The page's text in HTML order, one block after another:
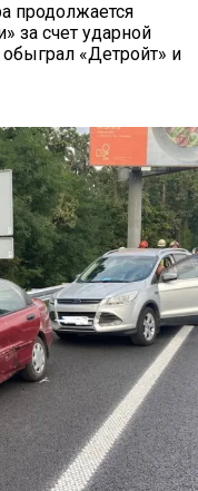
продолжается
за счет ударной
«Детройт» и